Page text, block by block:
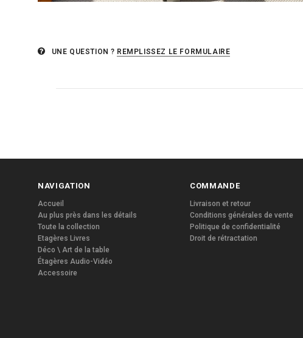
UNE QUESTION ? REMPLISSEZ LE FORMULAIRE
NAVIGATION
Accueil
Au plus près dans les détails
Toute la collection
Etagères Livres
Déco \ Art de la table
Étagères Audio-Vidéo
Accessoire
COMMANDE
Livraison et retour
Conditions générales de vente
Politique de confidentialité
Droit de rétractation